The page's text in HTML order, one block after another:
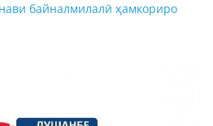
байналмилалӣ ҳамкориро